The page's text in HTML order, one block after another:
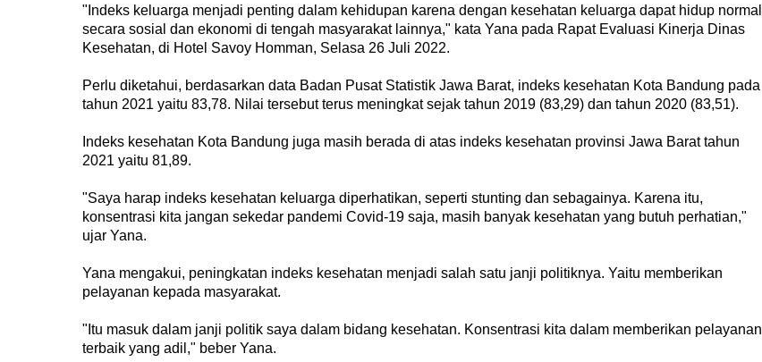
"Indeks keluarga menjadi penting dalam kehidupan karena dengan kesehatan keluarga dapat hidup normal
secara sosial dan ekonomi di tengah masyarakat lainnya," kata Yana pada Rapat Evaluasi Kinerja Dinas
Kesehatan, di Hotel Savoy Homman, Selasa 26 Juli 2022.
Perlu diketahui, berdasarkan data Badan Pusat Statistik Jawa Barat, indeks kesehatan Kota Bandung pada
tahun 2021 yaitu 83,78. Nilai tersebut terus meningkat sejak tahun 2019 (83,29) dan tahun 2020 (83,51).
Indeks kesehatan Kota Bandung juga masih berada di atas indeks kesehatan provinsi Jawa Barat tahun
2021 yaitu 81,89.
"Saya harap indeks kesehatan keluarga diperhatikan, seperti stunting dan sebagainya. Karena itu,
konsentrasi kita jangan sekedar pandemi Covid-19 saja, masih banyak kesehatan yang butuh perhatian,"
ujar Yana.
Yana mengakui, peningkatan indeks kesehatan menjadi salah satu janji politiknya. Yaitu memberikan
pelayanan kepada masyarakat.
"Itu masuk dalam janji politik saya dalam bidang kesehatan. Konsentrasi kita dalam memberikan pelayanan
terbaik yang adil," beber Yana.